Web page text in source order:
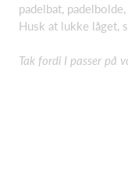
padelbat,
Husk at lukke låget,
Tak fordi I passer på